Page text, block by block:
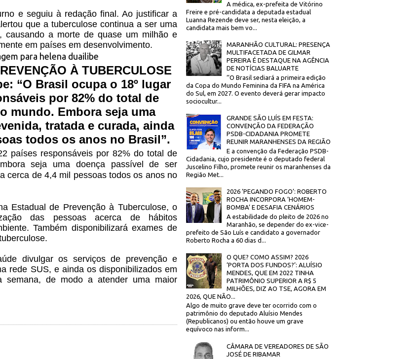
e seguiu à redação final. Ao justificar a
que a tuberculose continua a ser uma
causando a morte de quase um milhão e
em países em desenvolvimento.
À TUBERCULOSE
“O Brasil ocupa o 18º lugar
por 82% do total de
mundo. Embora seja uma
tratada e curada, ainda
todos os anos no Brasil”.
países responsáveis por 82% do total de
seja uma doença passível de ser
cerca de 4,4 mil pessoas todos os anos no
Estadual de Prevenção à Tuberculose, o
das pessoas acerca de hábitos
Também disponibilizará exames de
divulgar os serviços de prevenção e
rede SUS, e ainda os disponibilizados em
semana, de modo a atender uma maior
A médica, ex-prefeita de Vitórino
Freire e pré-candidata a deputada estadual
Luanna Rezende deve ser, nesta eleição, a
candidata mais bem vo...
MARANHÃO CULTURAL: PRESENÇA
MULTIFACETADA DE GILMAR
PEREIRA É DESTAQUE NA AGÊNCIA
DE NOTÍCIAS BALUARTE
‘’O Brasil sediará a primeira edição
da Copa do Mundo Feminina da FIFA na América
do Sul, em 2027. O evento deverá gerar impacto
sociocultur...
GRANDE SÃO LUÍS EM FESTA:
CONVENÇÃO DA FEDERAÇÃO
PSDB-CIDADANIA PROMETE
REUNIR MARANHENSES DA REGIÃO
E a convenção da Federação PSDB-
Cidadania, cujo presidente é o deputado federal
Juscelino Filho, promete reunir os maranhenses da
Região Met...
2026 ‘PEGANDO FOGO’: ROBERTO
ROCHA INCORPORA ‘HOMEM-
BOMBA’ E DESAFIA CENÁRIOS
A estabilidade do pleito de 2026 no
Maranhão, se depender do ex-vice-
prefeito de São Luís e candidato a governador
Roberto Rocha a 60 dias d...
O QUE? COMO ASSIM? 2026
‘PORTA DOS FUNDOS?’: ALUÍSIO
MENDES, QUE EM 2022 TINHA
PATRIMÔNIO SUPERIOR A R$ 5
MILHÕES, DIZ AO TSE, AGORA EM
2026, QUE NÃO...
Algo de muito grave deve ter ocorrido com o
patrimônio do deputado Aluísio Mendes
(Republicanos) ou então houve um grave
equívoco nas inform...
CÂMARA DE VEREADORES DE SÃO
JOSÉ DE RIBAMAR